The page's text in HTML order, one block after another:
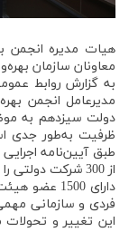
هیات مدیره انجمن
معاونان سازمان
به گزارش روابط
مدیرعامل انجمن
دولت سیزدهم به
ظرفیت به‌طور جدی
از 300 شرکت
دارای
فردی و سازمانی
این تغییر و تحولات